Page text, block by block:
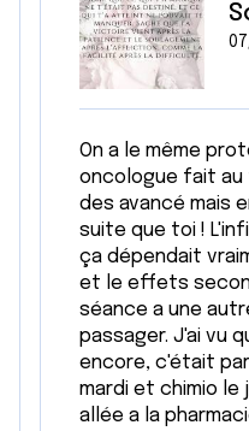
On a le même
oncologue fait
des avancé mais
suite que toi !
ça dépendait
et le effets
séance a une
passager. J'ai vu
encore, c'était
mardi et chimio le
allée a la